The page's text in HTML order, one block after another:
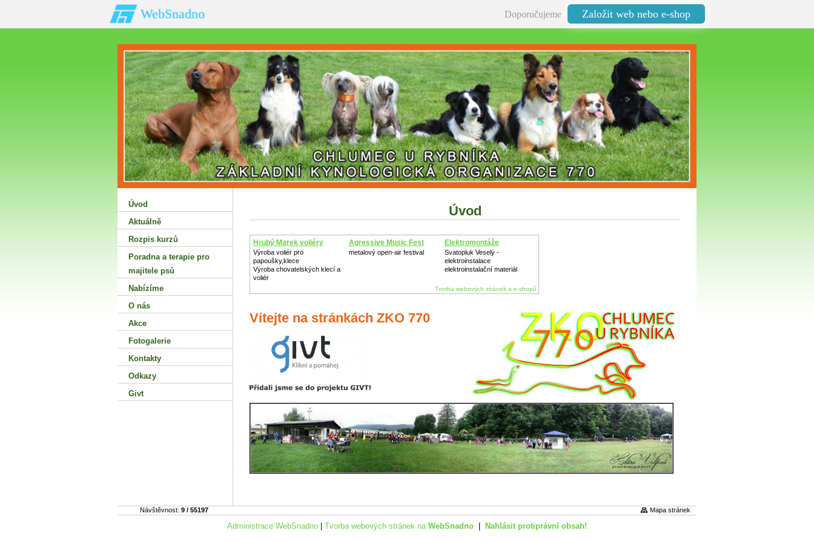
WebSnadno Doporučujeme Založit web nebo e-shop
Úvod
Hrubý Marek voliéry
Výroba voliér pro
papoušky,klece
Výroba chovatelských klecí a
voliér
Agressive Music Fest
metalový open-air festival
Elektromontáže
Svatopluk Veselý -
elektroinstalace
elektroinstalační materiál
Tvorba webových stránek a e-shopů
Vítejte na stránkách ZKO 770
Úvod
Aktuálně
Rozpis kurzů
Poradna a terapie pro
majitele psů
Nabízíme
O nás
Akce
Fotogalerie
Kontakty
Odkazy
Givt
Mapa stránek
Návštěvnost: 9 / 55197
Administrace WebSnadno Tvorba webových stránek na WebSnadno Nahlásit protiprávní obsah!